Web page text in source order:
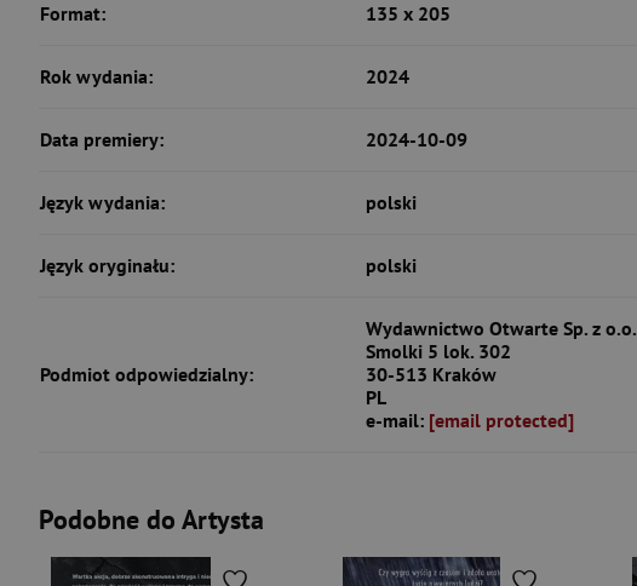
Format: 135 x 205
Rok wydania: 2024
Data premiery: 2024-10-09
Język wydania: polski
Język oryginału: polski
Podmiot odpowiedzialny:
Wydawnictwo Otwarte Sp. z o.o.
Smolki 5 lok. 302
30-513 Kraków
PL
e-mail: [email protected]
Podobne do Artysta